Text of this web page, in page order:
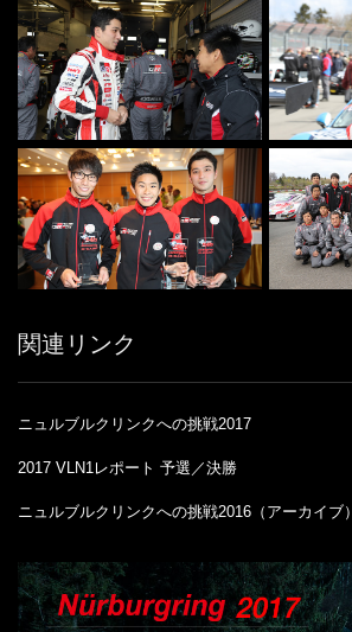
関連リンク
ニュルブルクリンクへの挑戦2017
2017 VLN1レポート 予選／決勝
ニュルブルクリンクへの挑戦2016（アーカイブ）